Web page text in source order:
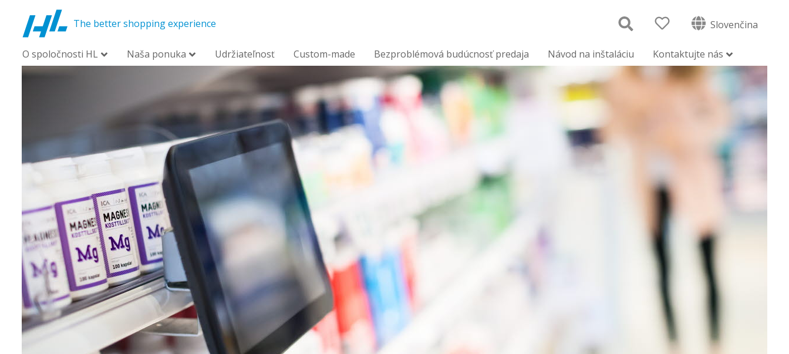
The better shopping experience Slovenčina
O spoločnosti HL Naša ponuka Udržiateľnosť Custom-made Bezproblémová budúcnosť predaja Návod na inštaláciu Kontaktujte nás